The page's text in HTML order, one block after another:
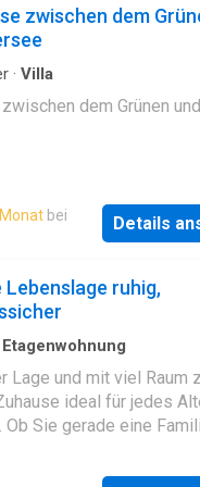
grosse, offene
Nass
Elegante
und führen Sie weiter
zum weitläufigen
Hier, im Herzstück des
durch grosse
den Wohnraum ins Freie
vor Ihnen ausbreitet.
und alles, was es
und B
zwischen dem
· Villa
dem Grünen
bei
Details
ruhig,
Etagenwohnung
Lage und mit viel Raum
ideal für jedes
Sie gerade eine
mögen – hier fühlen Sie